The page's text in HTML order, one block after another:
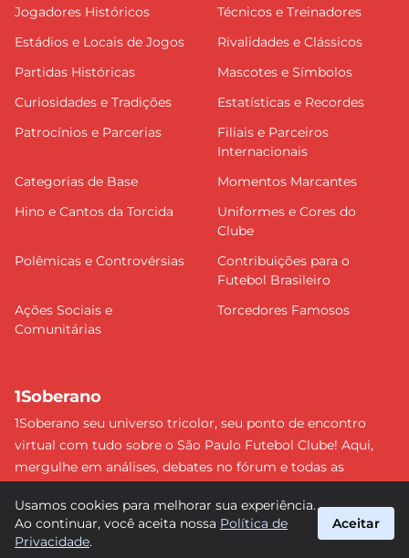
Jogadores Históricos
Técnicos e Treinadores
Estádios e Locais de Jogos
Rivalidades e Clássicos
Partidas Históricas
Mascotes e Símbolos
Curiosidades e Tradições
Estatísticas e Recordes
Patrocínios e Parcerias
Filiais e Parceiros
Internacionais
Categorias de Base
Momentos Marcantes
Hino e Cantos da Torcida
Uniformes e Cores do
Clube
Polêmicas e Controvérsias
Contribuições para o
Futebol Brasileiro
Ações Sociais e
Comunitárias
Torcedores Famosos
1Soberano
1Soberano seu universo tricolor, seu ponto de encontro
virtual com tudo sobre o São Paulo Futebol Clube! Aqui,
mergulhe em análises, debates no fórum e todas as
detalhe e faça parte dessa comunidade apaixonada pelo
tricolor paulista. #SPFC #SãoPaulo #1Soberano
Usamos cookies para melhorar sua experiência.
Ao continuar, você aceita nossa Política de
Privacidade.
Aceitar